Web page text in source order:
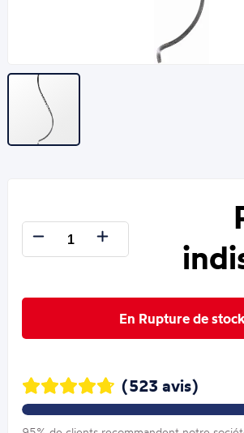
En Rupture de
(523 avis)